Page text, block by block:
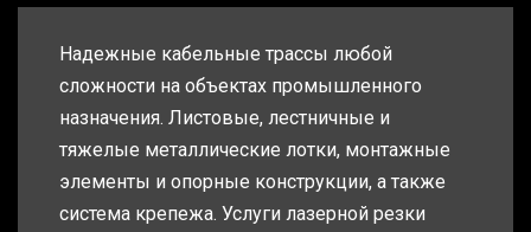
Надежные кабельные трассы любой
сложности на объектах промышленного
назначения. Листовые, лестничные и
тяжелые металлические лотки, монтажные
элементы и опорные конструкции, а также
система крепежа. Услуги лазерной резки